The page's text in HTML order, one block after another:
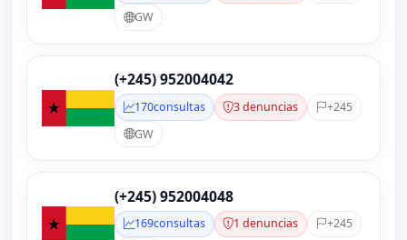
GW
(+245) 952004042
170consultas 3 denuncias
+245
GW
(+245) 952004048
169consultas 1 denuncias
+245